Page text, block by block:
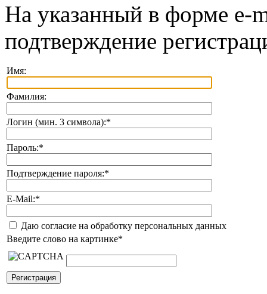
На указанный в форме e-
подтверждение
Имя:
Фамилия:
Логин (мин. 3 символа):*
Пароль:*
Подтверждение пароля:*
E-Mail:*
Даю согласие на обработку персональных данных
Введите слово на картинке*